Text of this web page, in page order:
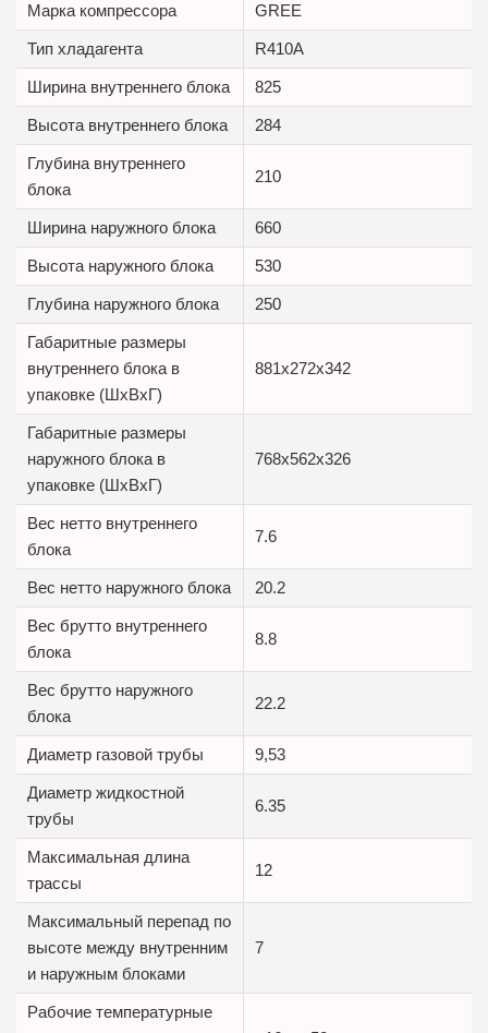
Марка компрессора GREE
Тип хладагента R410A
Ширина внутреннего блока 825
Высота внутреннего блока 284
Глубина внутреннего
блока
210
Ширина наружного блока 660
Высота наружного блока 530
Глубина наружного блока 250
Габаритные размеры
внутреннего блока в
упаковке (ШxВxГ)
881x272x342
Габаритные размеры
наружного блока в
упаковке (ШxВxГ)
768x562x326
Вес нетто внутреннего
блока
7.6
Вес нетто наружного блока 20.2
Вес брутто внутреннего
блока
8.8
Вес брутто наружного
блока
22.2
Диаметр газовой трубы 9,53
Диаметр жидкостной
трубы
6.35
Максимальная длина
трассы
12
Максимальный перепад по
высоте между внутренним
и наружным блоками
7
Рабочие температурные